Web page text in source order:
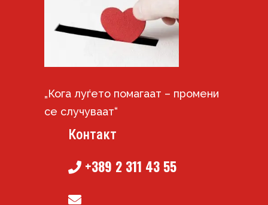
„Кога луѓето помагаат – промени
се случуваат“
Контакт
+389 2 311 43 55